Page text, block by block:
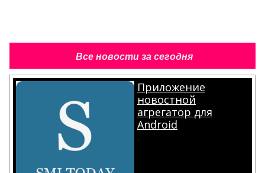
Все новости за сегодня
Приложение
новостной
агрегатор для
Android
.